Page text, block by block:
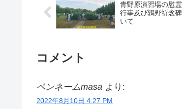
青野原演習場の慰
行事及び鶉野祈念
いて
コメント
ペンネームmasa より:
2022年8月10日 4:27 PM